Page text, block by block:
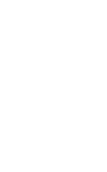
32 puntos,
defensivos.
equipo, y logró 27
la victoria de los Warriors.